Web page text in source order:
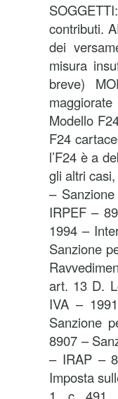
contributi.
dei
misura
breve)
Modello
F24
l’F24 è a
gli altri
–
IRPEF –
1994 –
Sanzione
art. 13 D.
IVA –
Sanzione
8907 –
– IRAP –
Imposta